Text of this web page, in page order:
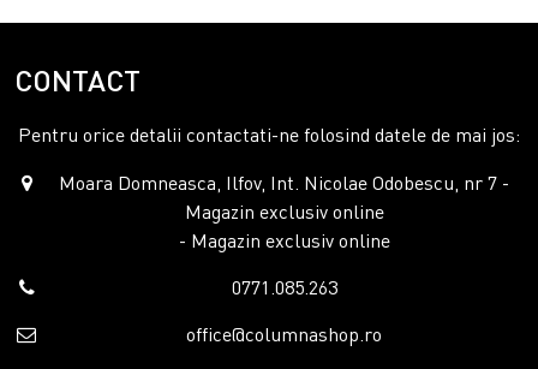
CONTACT
Pentru orice detalii contactati-ne folosind datele de mai jos:
Moara Domneasca, Ilfov, Int. Nicolae Odobescu, nr 7 -
Magazin exclusiv online
- Magazin exclusiv online
0771.085.263
office@columnashop.ro